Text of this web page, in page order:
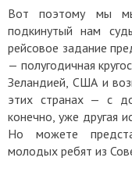
Вот поэтому мы
подкинутый нам
рейсовое задание
— полугодичная
Зеландией, США и
этих странах — с
конечно, уже другая
Но можете
молодых ребят из